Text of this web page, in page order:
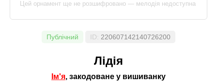
Цей орнамент ще не розшифровано — мелодія недоступна
Публічний ID: 220607142140726200
Лідія
Ім'я, закодоване у вишиванку